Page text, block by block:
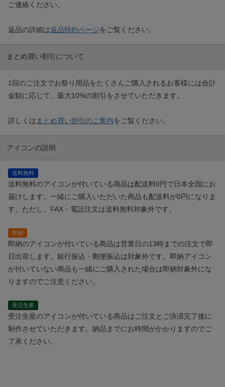
ご連絡ください。
返品の詳細は返品特約ページをご覧ください。
まとめ買い割引について
1回のご注文でお祭り用品をたくさんご購入されるお客様には合計
金額に応じて、最大10%の割引をさせていただきます。
詳しくは まとめ買い割引のご案内をご覧ください。
アイコンの説明
送料無料
送料無料のアイコンが付いている商品は配送料0円で日本全国にお
届けします。一緒にご購入いただいた商品も配送料が0円になりま
す。ただし、FAX・電話注文は送料無料対象外です。
即納
即納のアイコンが付いている商品は営業日の13時までの注文で即
日出荷します。銀行振込・郵便振込は対象外です。即納アイコン
が付いていない商品も一緒にご購入された場合は即納対象外にな
りますのでご注意ください。
受注生産
受注生産のアイコンが付いている商品はご注文とご決済完了後に
制作させていただきます。納品までにお時間がかかりますのでご
了承ください。